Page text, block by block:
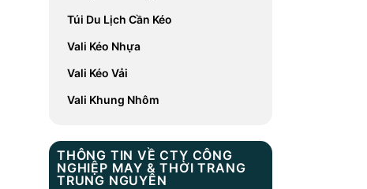
Túi Du Lịch Cần Kéo
Vali Kéo Nhựa
Vali Kéo Vải
Vali Khung Nhôm
THÔNG TIN VỀ CTY CÔNG
NGHIỆP MAY & THỜI TRANG
TRUNG NGUYÊN